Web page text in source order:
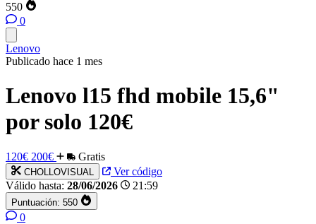
550
0
Lenovo
Publicado hace 1 mes
Lenovo l15 fhd mobile 15,6"
por solo 120€
120€ 200€ Gratis
CHOLLOVISUAL
Ver código
Válido hasta: 28/06/2026 21:59
Puntuación: 550
0